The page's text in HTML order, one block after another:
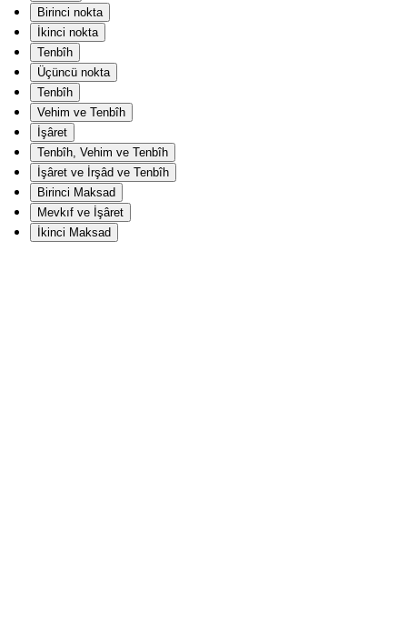
Birinci nokta
İkinci nokta
Tenbîh
Üçüncü nokta
Tenbîh
Vehim ve Tenbîh
İşâret
Tenbîh, Vehim ve Tenbîh
İşâret ve İrşâd ve Tenbîh
Birinci Maksad
Mevkıf ve İşâret
İkinci Maksad